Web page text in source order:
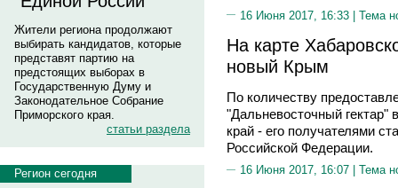
Жители региона продолжают
выбирать кандидатов, которые
представят партию на
предстоящих выборах в
Государственную Думу и
Законодательное Собрание
Приморского края.
статьи раздела
Регион сегодня
16 Июня 2017, 16:33 | Тема
На карте
новый Крым
По количеству
"Дальневосточный гектар"
край - его получателями
Российской Федерации.
16 Июня 2017, 16:07 | Тема